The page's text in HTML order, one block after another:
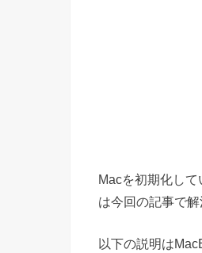
Macを初期化して
は今回の記事で解
以下の説明は